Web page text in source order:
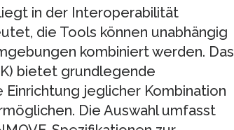
in der Interoperabilität
die Tools können unabhängig
kombiniert werden. Das
bietet grundlegende
jeglicher Kombination
Die Auswahl umfasst